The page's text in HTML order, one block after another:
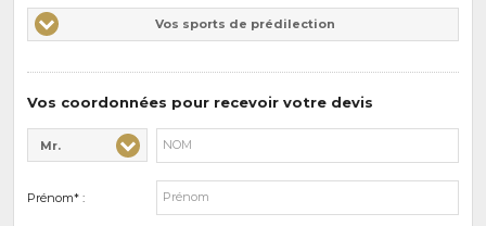
d'intérêts
Vos
sports
Vos sports de prédilection
Vos coordonnées pour recevoir votre devis
Civilité* :
Mr.
Nom* :
Prénom* :